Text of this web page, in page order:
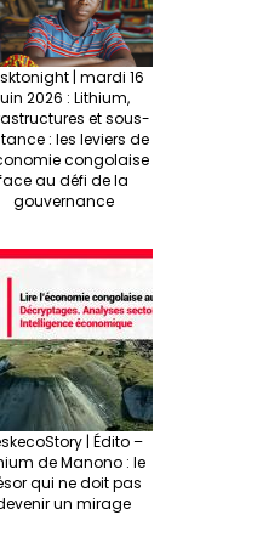
| mardi 16
2026 : Lithium,
et sous-
: les leviers de
congolaise
au défi de la
gouvernance
| Édito –
de Manono : le
qui ne doit pas
un mirage